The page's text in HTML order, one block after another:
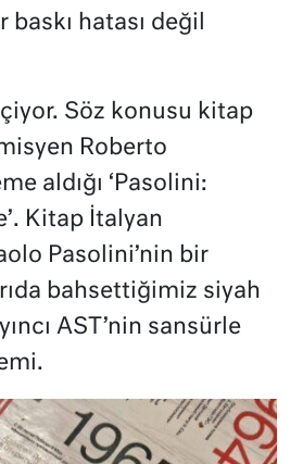
hatası değil
Söz konusu kitap
Roberto
aldığı ‘Pasolini:
Kitap İtalyan
Pasolini’nin bir
bahsettiğimiz siyah
AST’nin sansürle